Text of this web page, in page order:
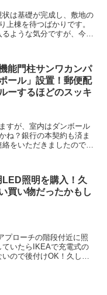
は基礎が完成し、敷地の
上棟を待つばかりです。
ような気分ですが、今日
能門柱サンワカンパ
ール」設置！郵便配
ーするほどのスッキ
すが、室内はダンボール
ね？銀行の本契約も済ま
をいただきましたので、
LED照明を購入！久
買い物だったかもし
プローチの階段付近に照
いたらIKEAで充電式の
ので後付けOK！久しぶ